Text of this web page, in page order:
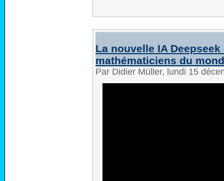
La nouvelle IA
mathématiciens du
Par Didier Müller, lundi 15